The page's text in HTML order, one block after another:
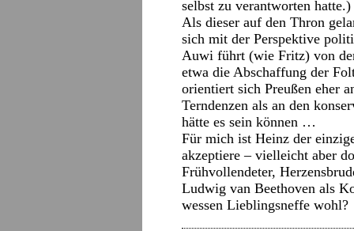
selbst zu verantworten
Als dieser auf den Thron
sich mit der Perspektive
Auwi führt (wie Fritz) von
etwa die Abschaffung der
orientiert sich Preußen eher
Terndenzen als an den
hätte es sein können …
Für mich ist Heinz der
akzeptiere – vielleicht aber
Frühvollendeter,
Ludwig van Beethoven als
wessen Lieblingsneffe wohl?